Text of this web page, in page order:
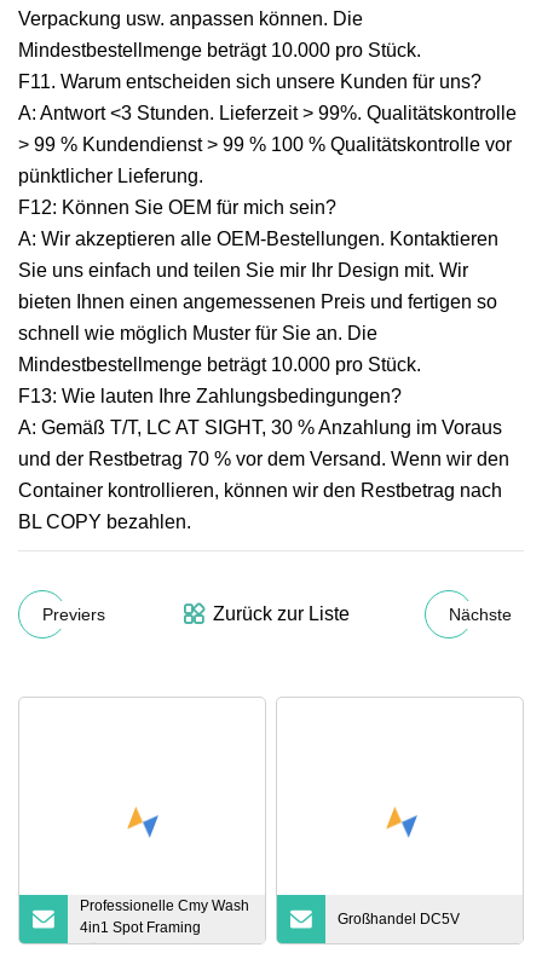
Verpackung usw. anpassen können. Die
Mindestbestellmenge beträgt 10.000 pro Stück.
F11. Warum entscheiden sich unsere Kunden für uns?
A: Antwort <3 Stunden. Lieferzeit > 99%. Qualitätskontrolle
> 99 % Kundendienst > 99 % 100 % Qualitätskontrolle vor
pünktlicher Lieferung.
F12: Können Sie OEM für mich sein?
A: Wir akzeptieren alle OEM-Bestellungen. Kontaktieren
Sie uns einfach und teilen Sie mir Ihr Design mit. Wir
bieten Ihnen einen angemessenen Preis und fertigen so
schnell wie möglich Muster für Sie an. Die
Mindestbestellmenge beträgt 10.000 pro Stück.
F13: Wie lauten Ihre Zahlungsbedingungen?
A: Gemäß T/T, LC AT SIGHT, 30 % Anzahlung im Voraus
und der Restbetrag 70 % vor dem Versand. Wenn wir den
Container kontrollieren, können wir den Restbetrag nach
BL COPY bezahlen.
Previers Zurück zur Liste Nächste
Professionelle Cmy Wash
4in1 Spot Framing
Bühnenbeleuchtung
Großhandel DC5V